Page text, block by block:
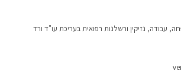
עבודה, נזיקין ורשלנות רפואית בעריכת עו"ד ורד